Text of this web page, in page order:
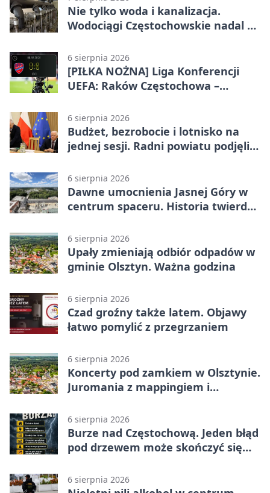
Nie tylko woda i kanalizacja.
Wodociągi Częstochowskie nadal w
6 sierpnia 2026
[PIŁKA NOŻNA] Liga Konferencji
UEFA: Raków Częstochowa –
meczu III rundy eliminacji
6 sierpnia 2026
Budżet, bezrobocie i lotnisko na
jednej sesji. Radni powiatu podjęli
6 sierpnia 2026
Dawne umocnienia Jasnej Góry w
centrum spaceru. Historia twierdzy
6 sierpnia 2026
Upały zmieniają odbiór odpadów w
gminie Olsztyn. Ważna godzina
6 sierpnia 2026
Czad groźny także latem. Objawy
łatwo pomylić z przegrzaniem
6 sierpnia 2026
Koncerty pod zamkiem w Olsztynie.
Juromania z mappingiem i
6 sierpnia 2026
Burze nad Częstochową. Jeden błąd
pod drzewem może skończyć się
6 sierpnia 2026